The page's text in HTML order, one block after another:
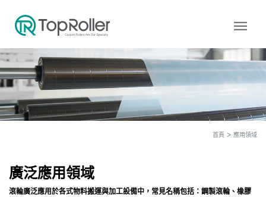
menu
首頁 應用領域
廣泛應用領域
滾輪廣泛應用於各式物料搬運與加工設備中，常見名稱包括：鋼製滾輪、橡膠